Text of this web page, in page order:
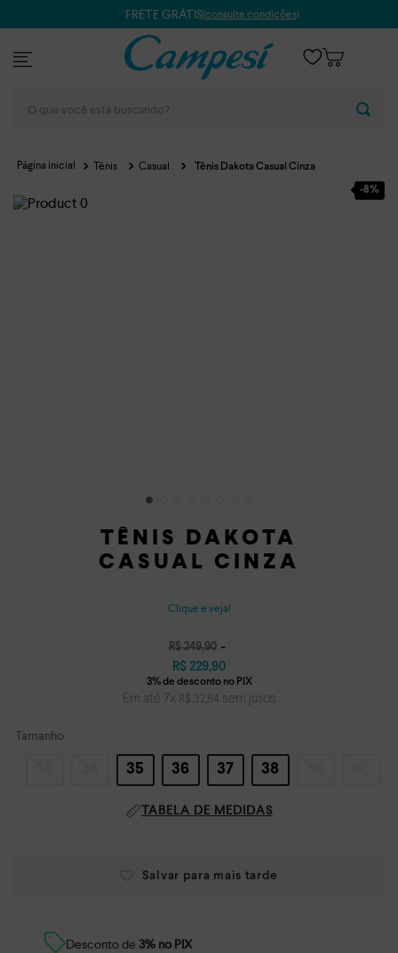
FRETE GRÁTIS(consulte condições)
Tênis Casual Tênis Dakota Casual Cinza
-8%
TÊNIS DAKOTA
CASUAL CINZA
Clique e veja!
R$ 249,90
R$ 229,90
Em até 7x R$ 32,84 sem juros
Tamanho
35 36 37 38
TABELA DE MEDIDAS
Desconto de 3% no PIX